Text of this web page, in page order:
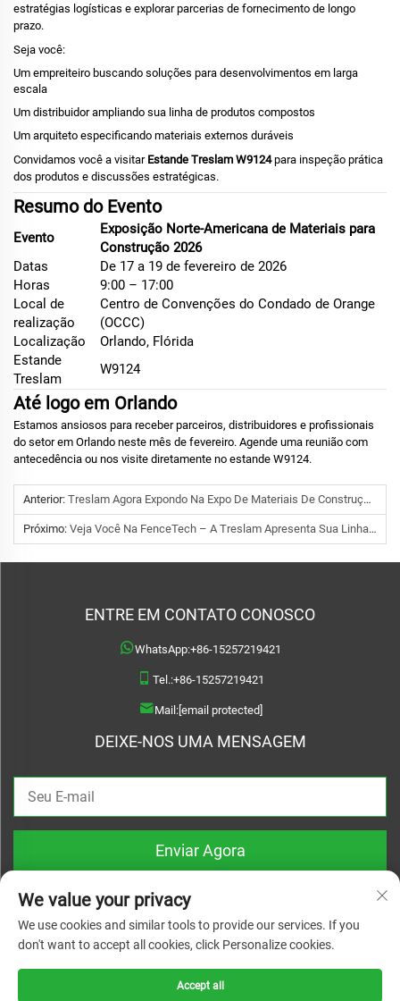
estratégias logísticas e explorar parcerias de fornecimento de longo
prazo.
Seja você:
Um empreiteiro buscando soluções para desenvolvimentos em larga
escala
Um distribuidor ampliando sua linha de produtos compostos
Um arquiteto especificando materiais externos duráveis
Convidamos você a visitar Estande Treslam W9124para inspeção prática
dos produtos e discussões estratégicas.
Resumo do Evento
Evento
Exposição Norte-Americana de Materiais para
Construção 2026
Datas
De 17 a 19 de fevereiro de 2026
Horas
9:00 – 17:00
Local de
realização
Centro de Convenções do Condado de Orange
(OCCC)
Localização
Orlando, Flórida
Estande
Treslam
W9124
Até logo em Orlando
Estamos ansiosos para receber parceiros, distribuidores e profissionais
do setor em Orlando neste mês de fevereiro. Agende uma reunião com
antecedência ou nos visite diretamente no estande W9124.
Anterior: Treslam Agora Expondo Na Expo De Materiais De Construção Dos EUA 2026 – Visite O Estande W9124 Em Orlando
Próximo: Veja Você Na FenceTech – A Treslam Apresenta Sua Linha Completa Para Ambientes Externos Esta Semana
ENTRE EM CONTATO CONOSCO
WhatsApp:+86-15257219421
Tel.:+86-15257219421
Mail:[email protected]
DEIXE-NOS UMA MENSAGEM
Enviar Agora
Privacidade
We value your privacy
We use cookies and similar tools to provide our services. If you
don't want to accept all cookies, click Personalize cookies.
Accept all